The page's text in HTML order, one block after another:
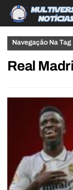
Navegação Na Tag
Real